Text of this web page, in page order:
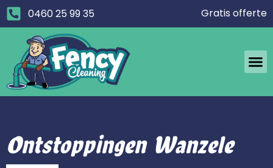
0460 25 99 35 Gratis offerte
Ontstoppingen Wanzele